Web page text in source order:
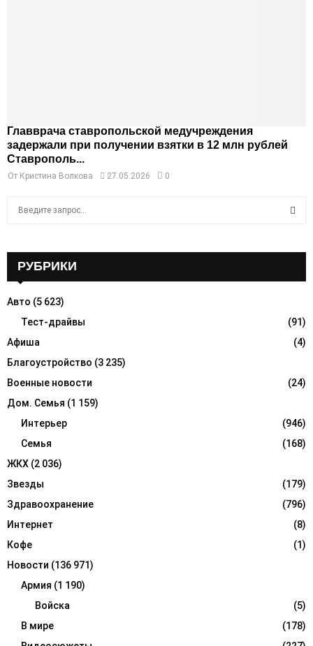
Главврача ставропольской медучреждения
задержали при получении взятки в 12 млн рублей
Ставрополь...
От Кристина Волкова 27.05.2026 0
o
R
C
H
РУБРИКИ
Авто (5 623)
Тест-драйвы
(91)
Афиша
(4)
Благоустройство (3 235)
Военные новости
(24)
Дом. Семья (1 159)
Интерьер
(946)
Семья
(168)
ЖКХ (2 036)
Звезды
(179)
Здравоохранение
(796)
Интернет
(8)
Кофе
(1)
Новости (136 971)
Армия (1 190)
Войска
(5)
В мире
(178)